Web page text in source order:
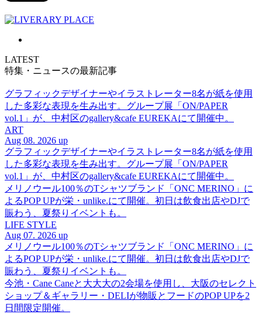
LATEST
特集・ニュースの最新記事
グラフィックデザイナーやイラストレーター8名が紙を使用
した多彩な表現を生み出す。グループ展「ON/PAPER
vol.1」が、中村区のgallery&cafe EUREKAにて開催中。
ART
Aug 08. 2026 up
グラフィックデザイナーやイラストレーター8名が紙を使用
した多彩な表現を生み出す。グループ展「ON/PAPER
vol.1」が、中村区のgallery&cafe EUREKAにて開催中。
メリノウール100％のTシャツブランド「ONC MERINO」に
よるPOP UPが栄・unlike.にて開催。初日は飲食出店やDJで
賑わう、夏祭りイベントも。
LIFE STYLE
Aug 07. 2026 up
メリノウール100％のTシャツブランド「ONC MERINO」に
よるPOP UPが栄・unlike.にて開催。初日は飲食出店やDJで
賑わう、夏祭りイベントも。
今池・Cane Caneと大大大の2会場を使用し、大阪のセレクト
ショップ＆ギャラリー・DELIが物販とフードのPOP UPを2
日間限定開催。